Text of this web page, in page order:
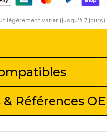
légèrement varier (jusqu'à 7 jours).
Références